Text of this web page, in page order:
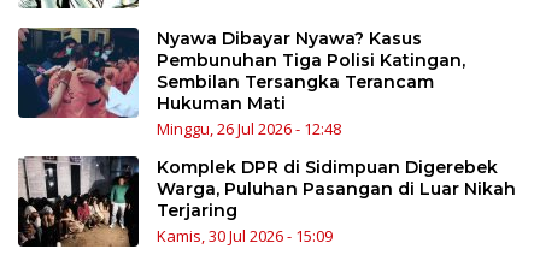
Nyawa Dibayar Nyawa? Kasus
Pembunuhan Tiga Polisi Katingan,
Sembilan Tersangka Terancam
Hukuman Mati
Minggu, 26 Jul 2026 - 12:48
Komplek DPR di Sidimpuan Digerebek
Warga, Puluhan Pasangan di Luar Nikah
Terjaring
Kamis, 30 Jul 2026 - 15:09